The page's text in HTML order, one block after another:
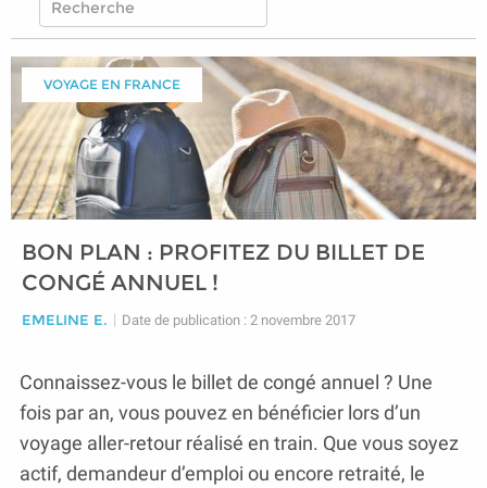
VOYAGE EN FRANCE
BON PLAN : PROFITEZ DU BILLET DE
CONGÉ ANNUEL !
EMELINE E. | Date de publication : 2 novembre 2017
Connaissez-vous le billet de congé annuel ? Une
fois par an, vous pouvez en bénéficier lors d’un
voyage aller-retour réalisé en train. Que vous soyez
actif, demandeur d’emploi ou encore retraité, le